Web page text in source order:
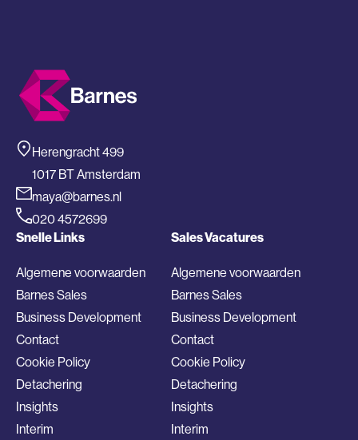
Herengracht 499
1017 BT Amsterdam
maya@barnes.nl
020 4572699
Snelle Links
Algemene voorwaarden
Barnes Sales
Business Development
Contact
Cookie Policy
Detachering
Insights
Interim
Sales Vacatures
Algemene voorwaarden
Barnes Sales
Business Development
Contact
Cookie Policy
Detachering
Insights
Interim